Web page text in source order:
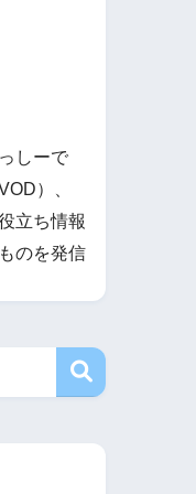
しーで
）、
立ち情報
のを発信